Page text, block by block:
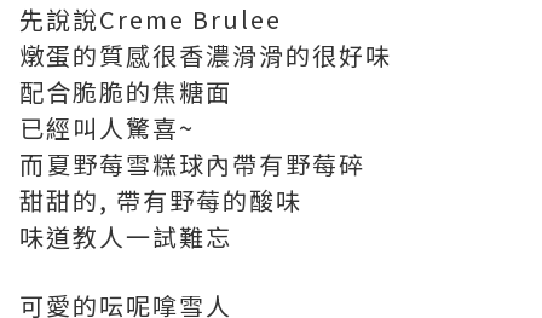
先說說Creme Brulee
燉蛋的質感很香濃滑滑的很好味
配合脆脆的焦糖面
已經叫人驚喜~
而夏野莓雪糕球內帶有野莓碎
甜甜的, 帶有野莓的酸味
味道教人一試難忘
可愛的呍呢嗱雪人